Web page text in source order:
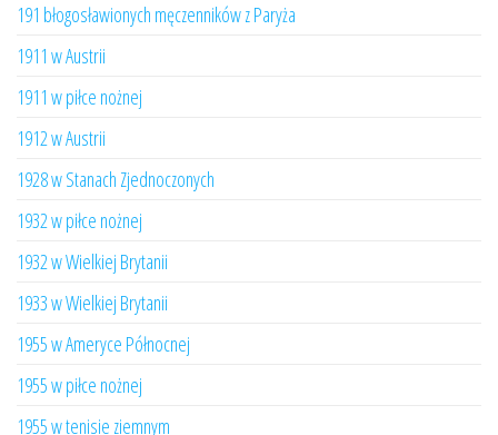
191 błogosławionych męczenników z Paryża
1911 w Austrii
1911 w piłce nożnej
1912 w Austrii
1928 w Stanach Zjednoczonych
1932 w piłce nożnej
1932 w Wielkiej Brytanii
1933 w Wielkiej Brytanii
1955 w Ameryce Północnej
1955 w piłce nożnej
1955 w tenisie ziemnym